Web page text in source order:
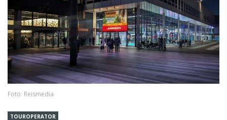
Foto: Reismedia
TOUROPERATOR